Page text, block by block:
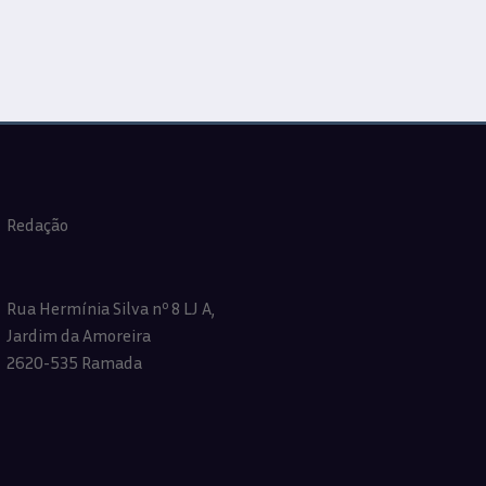
Redação
Rua Hermínia Silva nº 8 LJ A,
Jardim da Amoreira
2620-535 Ramada